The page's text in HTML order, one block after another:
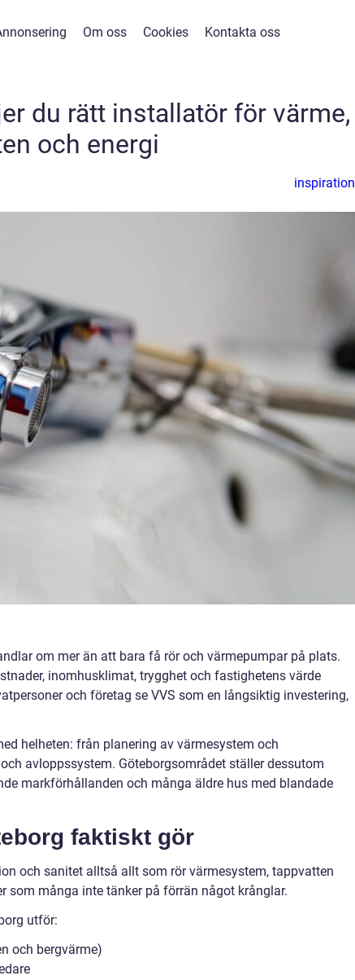
Om oss Cookies Kontakta oss
du rätt installatör för värme,
och energi
inspiration
om mer än att bara få rör och värmepumpar på plats.
inomhusklimat, trygghet och fastighetens värde
och företag se VVS som en långsiktig investering,
helheten: från planering av värmesystem och
avloppssystem. Göteborgsområdet ställer dessutom
markförhållanden och många äldre hus med blandade
faktiskt gör
och sanitet alltså allt som rör värmesystem, tappvatten
som många inte tänker på förrän något krånglar.
utför:
och bergvärme)